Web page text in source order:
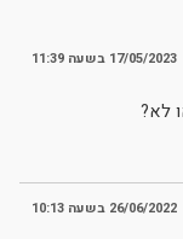
17/05/2023 בשעה 11:39
לא?
26/06/2022 בשעה 10:13